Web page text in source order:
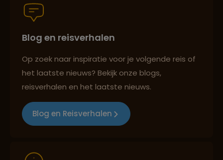
Best beoordeelde reisroutes
Reizen met oog voor mens, cultuur en milieu
Blog en reisverhalen
Op zoek naar inspiratie voor je volgende reis of
het laatste nieuws? Bekijk onze blogs,
reisverhalen en het laatste nieuws.
Blog en Reisverhalen